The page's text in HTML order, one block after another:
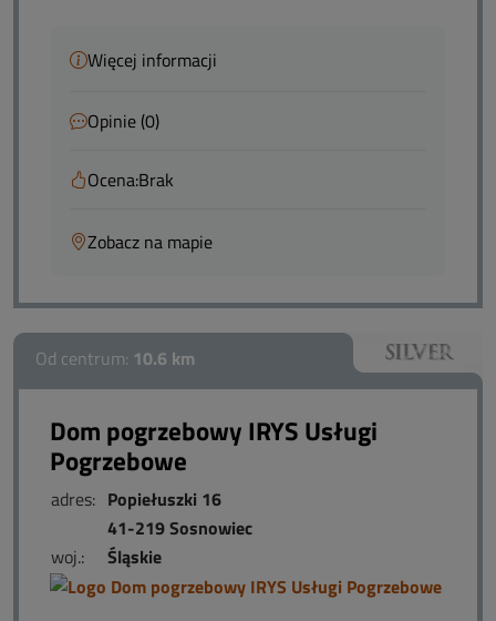
Więcej informacji
Opinie (0)
Ocena:Brak
Zobacz na mapie
Od centrum: 10.6 km
Dom pogrzebowy IRYS Usługi
Pogrzebowe
adres: Popiełuszki 16
41-219 Sosnowiec
woj.:
Śląskie